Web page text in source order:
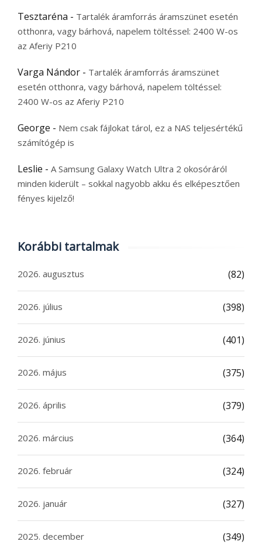
Tesztaréna - Tartalék áramforrás áramszünet esetén
otthonra, vagy bárhová, napelem töltéssel: 2400 W-os
az Aferiy P210
Varga Nándor - Tartalék áramforrás áramszünet
esetén otthonra, vagy bárhová, napelem töltéssel:
2400 W-os az Aferiy P210
George - Nem csak fájlokat tárol, ez a NAS teljesértékű
számítógép is
Leslie - A Samsung Galaxy Watch Ultra 2 okosóráról
minden kiderült – sokkal nagyobb akku és elképesztően
fényes kijelző!
Korábbi tartalmak
2026. augusztus (82)
2026. július (398)
2026. június (401)
2026. május (375)
2026. április (379)
2026. március (364)
2026. február (324)
2026. január (327)
2025. december (349)